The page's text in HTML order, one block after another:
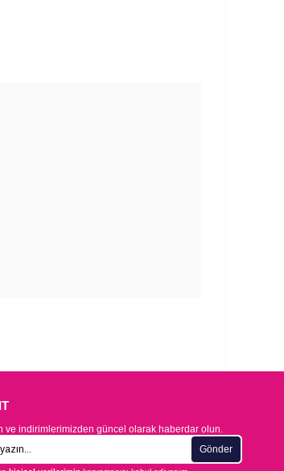
ve indirimlerimizden güncel olarak haberdar olun.
Gönder